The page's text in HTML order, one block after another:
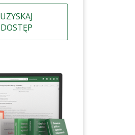
UZYSKAJ
DOSTĘP